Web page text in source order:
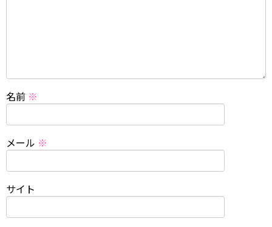
名前 ※
メール ※
サイト